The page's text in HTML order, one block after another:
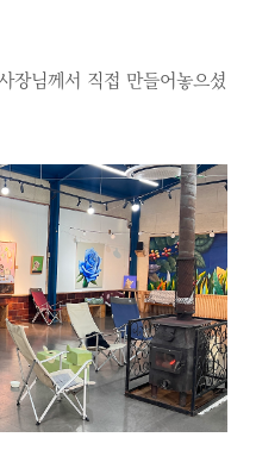
장님께서 직접 만들어놓으셨